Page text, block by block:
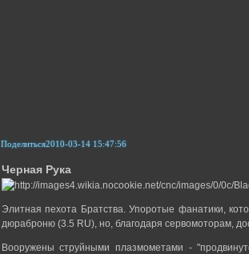
Поделиться2010-03-14 15:47:56
Черная Рука
Элитная пехота Братства. Упоротые фанатики,
дюраброню (3.5 RU), но, благодаря сервомоторам,
Вооружены струйными плазмометами -